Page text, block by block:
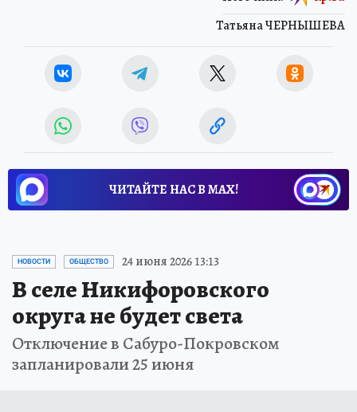
Татьяна ЧЕРНЫШЕВА
ЧИТАЙТЕ НАС В МАХ!
НОВОСТИ ОБЩЕСТВО 24 июня 2026 13:13
В селе Никифоровского
округа не будет света
Отключение в Сабуро-Покровском
запланировали 25 июня